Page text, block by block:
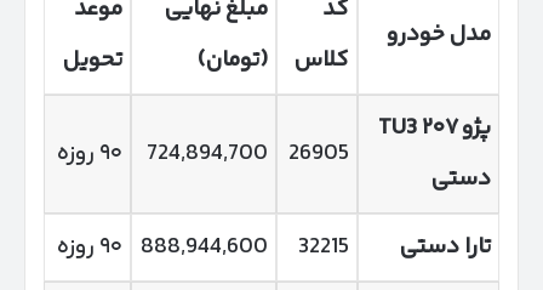
مدل خودرو
کد
کلاس
مبلغ نهایی
(تومان)
موعد
تحویل
پژو۲۰۷TU3
دستی
26905
724,894,700 ۹۰ روزه
تارا دستی 32215
888,944,600 ۹۰ روزه